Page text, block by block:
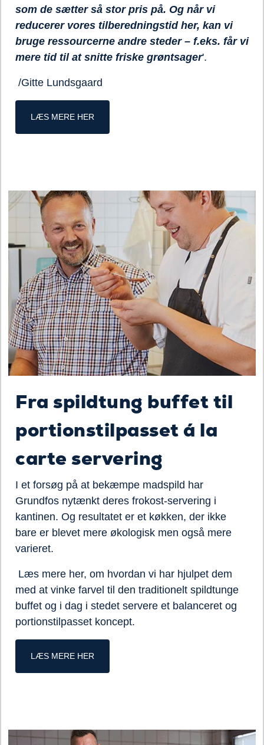
som de sætter så stor pris på. Og når vi
reducerer vores tilberedningstid her, kan vi
bruge ressourcerne andre steder – f.eks. får vi
mere tid til at snitte friske grøntsager'.
/Gitte Lundsgaard
LÆS MERE HER
Fra spildtung buffet til
portionstilpasset á la
carte servering
I et forsøg på at bekæmpe madspild har
Grundfos nytænkt deres frokost-servering i
kantinen. Og resultatet er et køkken, der ikke
bare er blevet mere økologisk men også mere
varieret.
Læs mere her, om hvordan vi har hjulpet dem
med at vinke farvel til den traditionelt spildtunge
buffet og i dag i stedet servere et balanceret og
portionstilpasset koncept.
LÆS MERE HER